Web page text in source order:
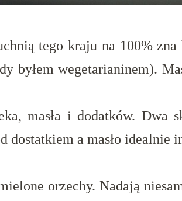
tego kraju na 100% zna
byłem wegetarianinem).
masła i dodatków. Dwa
a masło idealnie
orzechy. Nadają